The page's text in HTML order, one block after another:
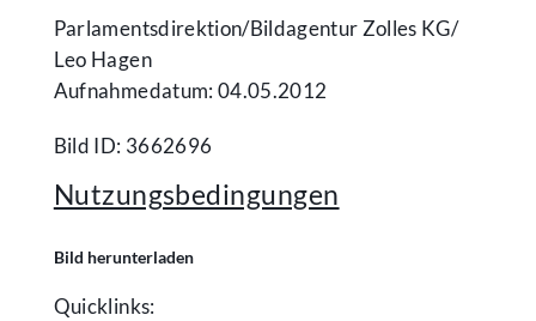
Parlamentsdirektion/​Bildagentur Zolles KG/​
Leo Hagen
Aufnahmedatum: 04.05.2012
Bild ID: 3662696
Nutzungsbedingungen
Bild herunterladen
Quicklinks: